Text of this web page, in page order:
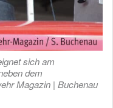
sich am
dem
Magazin | Buchenau